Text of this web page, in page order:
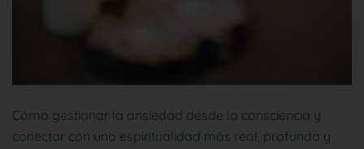
Cómo gestionar la ansiedad desde la consciencia y
conectar con una espiritualidad más real, profunda y